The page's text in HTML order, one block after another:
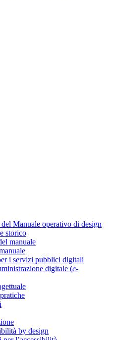
Manuale operativo di design
storico
manuale
i servizi pubblici digitali
digitale (e-
by design